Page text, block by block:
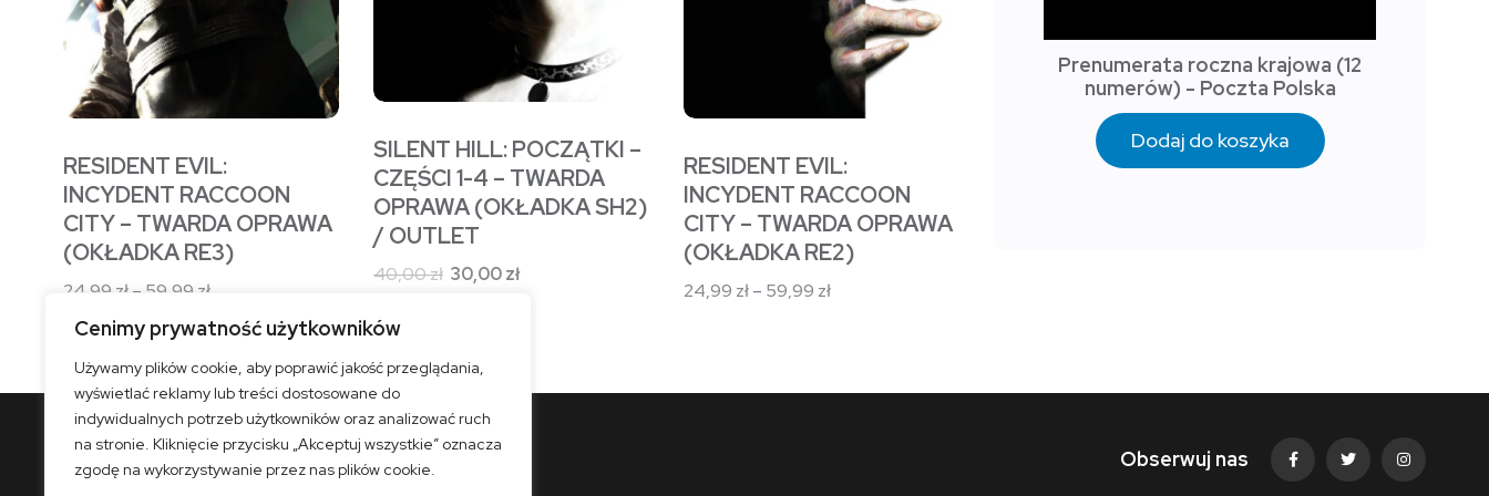
Cenimy prywatność użytkowników
Używamy plików cookie, aby poprawić jakość przeglądania,
wyświetlać reklamy lub treści dostosowane do
indywidualnych potrzeb użytkowników oraz analizować ruch
na stronie. Kliknięcie przycisku „Akceptuj wszystkie” oznacza
zgodę na wykorzystywanie przez nas plików cookie.
stronie
produktu
RESIDENT EVIL:
INCYDENT RACCOON
CITY – TWARDA OPRAWA
(OKŁADKA RE3)
24,99 zł– 59,99 złZakres
cen:
od
24,99 zł
do
59,99 zł
SILENT HILL: POCZĄTKI –
CZĘŚCI 1-4 – TWARDA
OPRAWA (OKŁADKA SH2)
/ OUTLET
40,00zł Pierwotna
30,00zł
RESIDENT EVIL:
INCYDENT RACCOON
CITY – TWARDA OPRAWA
(OKŁADKA RE2)
24,99 zł – 59,99 złZakres
do
Prenumerata roczna krajowa (12
numerów) - Poczta Polska
Dodaj do koszyka
Obserwuj nas